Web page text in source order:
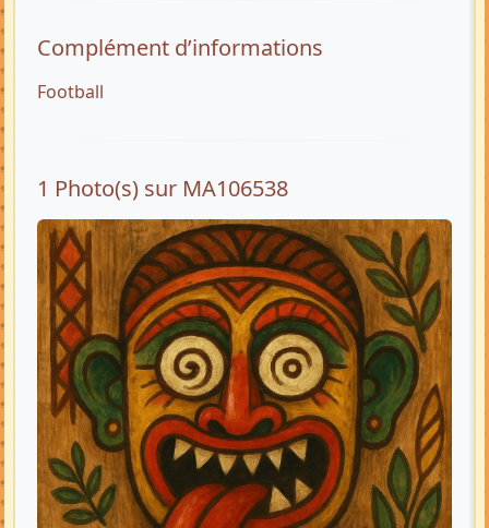
Complément d’informations
Football
1 Photo(s) sur MA106538